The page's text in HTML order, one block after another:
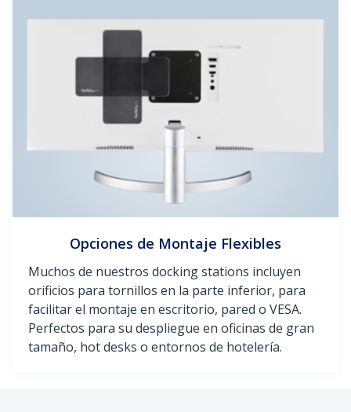
Opciones de Montaje Flexibles
Muchos de nuestros docking stations incluyen
orificios para tornillos en la parte inferior, para
facilitar el montaje en escritorio, pared o VESA.
Perfectos para su despliegue en oficinas de gran
tamaño, hot desks o entornos de hotelería.